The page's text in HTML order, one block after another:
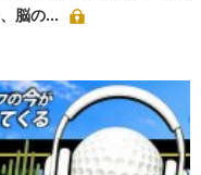
脳の...